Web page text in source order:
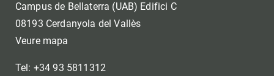
Campus de Bellaterra (UAB) Edifici C
08193 Cerdanyola del Vallès
Veure mapa
Tel: +34 93 5811312